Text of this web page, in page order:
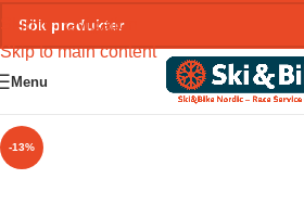
Skip to navigation
Skip to main content
Menu
-13%